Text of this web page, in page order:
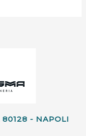
- NAPOLI